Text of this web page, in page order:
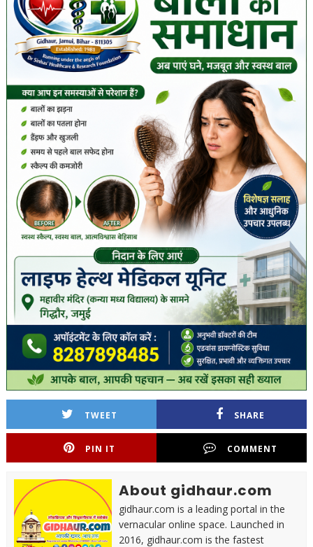
TWEET SHARE
PIN IT COMMENT
About gidhaur.com
gidhaur.com is a leading portal in the
vernacular online space. Launched in
2016, gidhaur.com is the fastest